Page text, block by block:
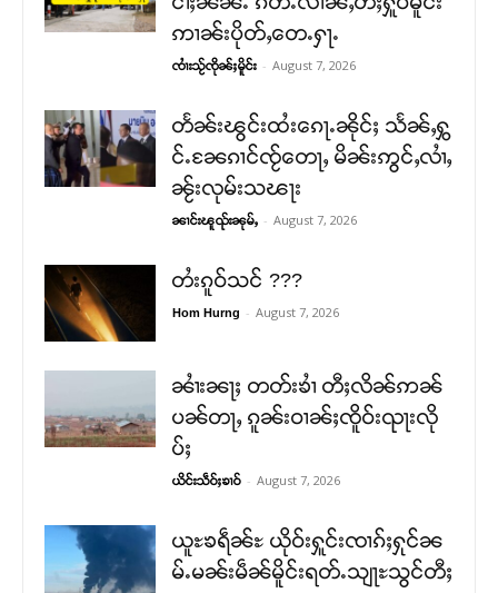
ဢၢၼ်းပိုတ်ႇတေႉႁႃႉ
ၸၢႆးသႂ်ၸိုၼ်ႈမိူင်း - August 7, 2026
တႅၼ်းၽွင်းထႆးၵေႃႉၼိုင်ႈ သႅၼ်ႇႁွ
င်ႉၼႄၵၢင်ၸႂ်တေႃႇ မိၼ်းဢွင်ႇလၢႆႇ
ၼႂ်းလုမ်းသၽႃး
ၼၢင်းၽူၺ်းၼုမ်ႇ - August 7, 2026
တႆးၵူဝ်သင် ???
Hom Hurng - August 7, 2026
ၼၢႆးၼႃႈ တတ်းၶၢႆ တီႈလိၼ်ဢၼ်
ပၼ်တႃႇ ၵူၼ်းဝၢၼ်ႈၸိူဝ်းၺႃးလို
ပ်ႈ
ယိင်းသဵဝ်ႈၶၢဝ် - August 7, 2026
ယူႊၶရဵၼ်ႊ ယိုဝ်းႁူင်းၸၢၵ်ႈႁုင်ၼ
မ်ႉမၼ်းမဵၼ်မိူင်းရတ်ႉသျႃႊသွင်တီႈ